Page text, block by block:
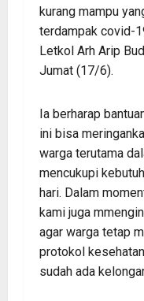
kurang mampu
terdampak covid-
Letkol Arh Arip
Jumat (17/6).
Ia berharap
ini bisa
warga terutama
mencukupi
hari. Dalam
kami juga
agar warga tetap
protokol
sudah ada